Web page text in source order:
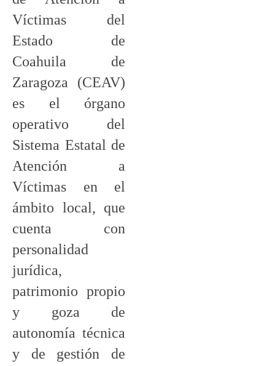
Víctimas del
Estado de
Coahuila de
Zaragoza (CEAV)
es el órgano
operativo del
Sistema Estatal de
Atención a
Víctimas en el
ámbito local, que
cuenta con
personalidad
jurídica,
patrimonio propio
y goza de
autonomía técnica
y de gestión de